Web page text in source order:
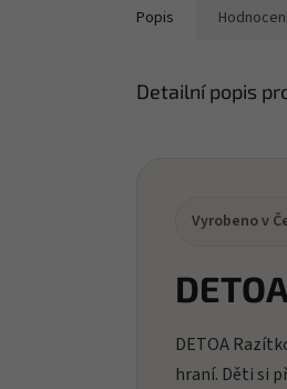
Popis
Detailní popis
Vyrobeno v
DETOA
hraní. Děti si